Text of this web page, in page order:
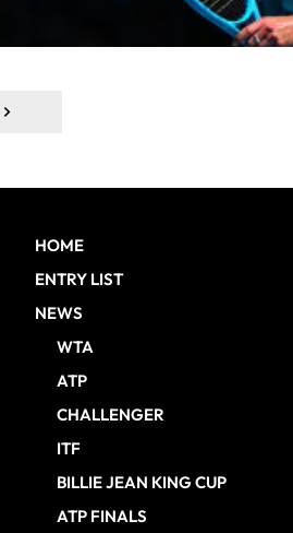
HOME
ENTRY LIST
NEWS
WTA
ATP
CHALLENGER
ITF
BILLIE JEAN KING CUP
ATP FINALS